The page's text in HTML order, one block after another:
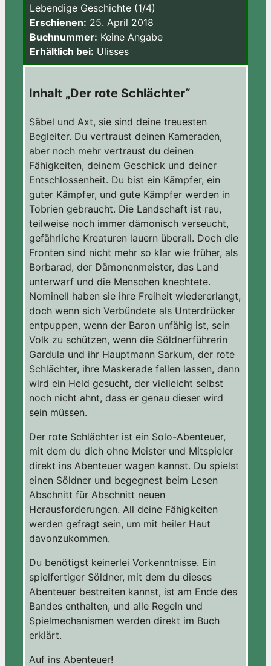
Lebendige Geschichte (1/4)
Erschienen: 25. April 2018
Buchnummer: Keine Angabe
Erhältlich bei: Ulisses
Inhalt „Der rote Schlächter“
Säbel und Axt, sie sind deine treuesten
Begleiter. Du vertraust deinen Kameraden,
aber noch mehr vertraust du deinen
Fähigkeiten, deinem Geschick und deiner
Entschlossenheit. Du bist ein Kämpfer, ein
guter Kämpfer, und gute Kämpfer werden in
Tobrien gebraucht. Die Landschaft ist rau,
teilweise noch immer dämonisch verseucht,
gefährliche Kreaturen lauern überall. Doch die
Fronten sind nicht mehr so klar wie früher, als
Borbarad, der Dämonenmeister, das Land
unterwarf und die Menschen knechtete.
Nominell haben sie ihre Freiheit wiedererlangt,
doch wenn sich Verbündete als Unterdrücker
entpuppen, wenn der Baron unfähig ist, sein
Volk zu schützen, wenn die Söldnerführerin
Gardula und ihr Hauptmann Sarkum, der rote
Schlächter, ihre Maskerade fallen lassen, dann
wird ein Held gesucht, der vielleicht selbst
noch nicht ahnt, dass er genau dieser wird
sein müssen.
Der rote Schlächter ist ein Solo-Abenteuer,
mit dem du dich ohne Meister und Mitspieler
direkt ins Abenteuer wagen kannst. Du spielst
einen Söldner und begegnest beim Lesen
Abschnitt für Abschnitt neuen
Herausforderungen. All deine Fähigkeiten
werden gefragt sein, um mit heiler Haut
davonzukommen.
Du benötigst keinerlei Vorkenntnisse. Ein
spielfertiger Söldner, mit dem du dieses
Abenteuer bestreiten kannst, ist am Ende des
Bandes enthalten, und alle Regeln und
Spielmechanismen werden direkt im Buch
erklärt.
Auf ins Abenteuer!